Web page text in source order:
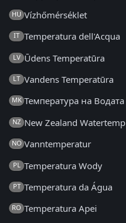
HU Vízhőmérséklet
IT Temperatura dell'Acqua
LV Ūdens Temperatūra
LT Vandens Temperatūra
MK Температура на Водата
NZ New Zealand Watertemp
NO Vanntemperatur
PL Temperatura Wody
PT Temperatura da Água
RO Temperatura Apei